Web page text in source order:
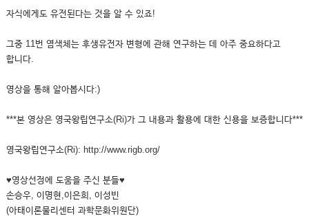
자식에게도 유전된다는 것을 알 수 있죠!
그중 11번 염색체는 후생유전자 변형에 관해 연구하는 데 아주 중요하다고
합니다.
영상을 통해 알아봅시다:)
***본 영상은 영국왕립연구소(Ri)가 그 내용과 활용에 대한 신용을 보증합니다***
영국왕립연구소(Ri): http://www.rigb.org/
♥영상선정에 도움을 주신 분들♥
손승우, 이명현,이은희, 이성빈
(아태이론물리센터 과학문화위원단)